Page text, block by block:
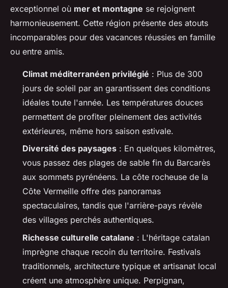
exceptionnel où mer et montagne se rejoignent
harmonieusement. Cette région présente des atouts
incomparables pour des vacances réussies en famille
ou entre amis.
Climat méditerranéen privilégié : Plus de 300
jours de soleil par an garantissent des conditions
idéales toute l'année. Les températures douces
permettent de profiter pleinement des activités
extérieures, même hors saison estivale.
Diversité des paysages : En quelques kilomètres,
vous passez des plages de sable fin du Barcarès
aux sommets pyrénéens. La côte rocheuse de la
Côte Vermeille offre des panoramas
spectaculaires, tandis que l'arrière-pays révèle
des villages perchés authentiques.
Richesse culturelle catalane : L'héritage catalan
imprègne chaque recoin du territoire. Festivals
traditionnels, architecture typique et artisanat local
créent une atmosphère unique. Perpignan,